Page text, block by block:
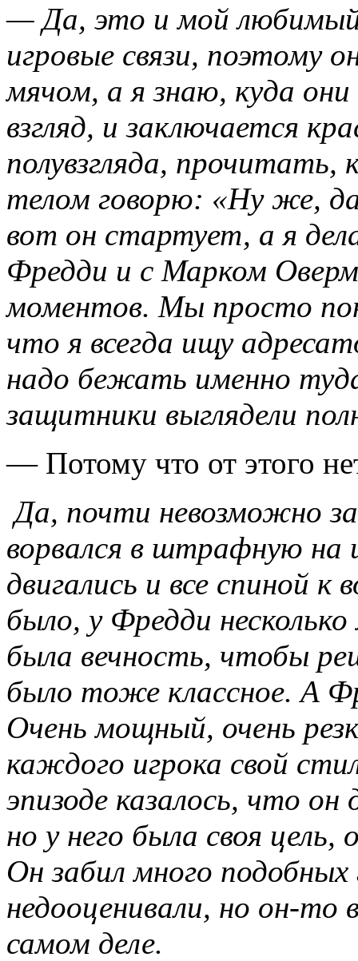
— Да, это и мой
игровые связи, поэтому
мячом, а я знаю, куда
взгляд, и заключается
полувзгляда, прочитать,
телом говорю: «Ну же,
вот он стартует, а я
Фредди и с Марком
моментов. Мы просто
что я всегда ищу
надо бежать именно
защитники выглядели
— Потому что от этого
Да, почти невозможно
ворвался в штрафную
двигались и все спиной
было, у Фредди
была вечность, чтобы
было тоже классное. А
Очень мощный, очень
каждого игрока свой
эпизоде казалось, что
но у него была своя
Он забил много
недооценивали, но он-то
самом деле.